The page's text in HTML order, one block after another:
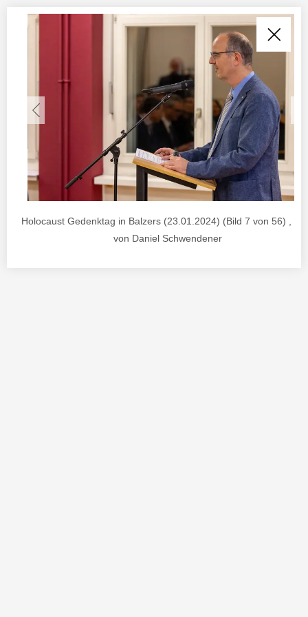
Holocaust Gedenktag in Balzers (23.01.2024) (Bild 7 von 56) ,
von Daniel Schwendener